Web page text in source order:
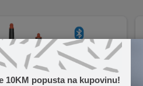
10KM popusta na kupovinu!